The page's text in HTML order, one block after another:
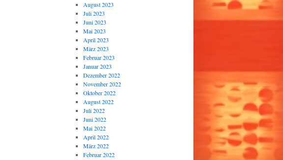
August 2023
Juli 2023
Juni 2023
Mai 2023
April 2023
März 2023
Februar 2023
Januar 2023
Dezember 2022
November 2022
Oktober 2022
August 2022
Juli 2022
Juni 2022
Mai 2022
April 2022
März 2022
Februar 2022